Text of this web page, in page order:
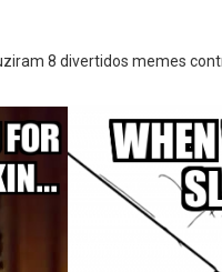
8 divertidos memes